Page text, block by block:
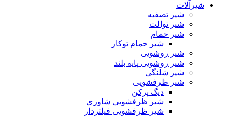
شیرآلات
شیر تصفیه
شیر توالت
شیر حمام
شیر حمام توکار
شیر روشویی
شیر روشویی پایه بلند
شیر شلنگی
شیر ظرفشویی
دیگ پرکن
شیر ظرفشویی شاوری
شیر ظرفشویی فیلتردار